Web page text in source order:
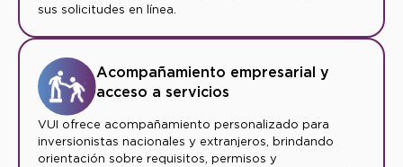
sus solicitudes en línea.
Acompañamiento empresarial y
acceso a servicios
VUI ofrece acompañamiento personalizado para
inversionistas nacionales y extranjeros, brindando
orientación sobre requisitos, permisos y